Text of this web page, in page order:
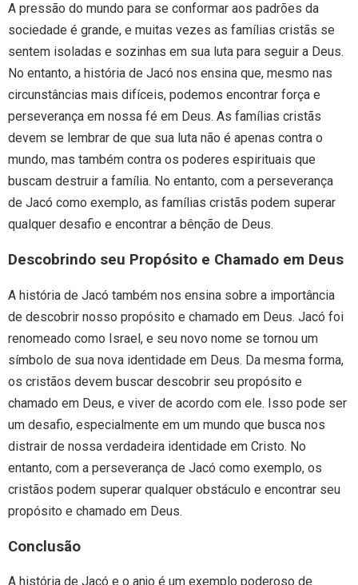
A pressão do mundo para se conformar aos padrões da
sociedade é grande, e muitas vezes as famílias cristãs se
sentem isoladas e sozinhas em sua luta para seguir a Deus.
No entanto, a história de Jacó nos ensina que, mesmo nas
circunstâncias mais difíceis, podemos encontrar força e
perseverança em nossa fé em Deus. As famílias cristãs
devem se lembrar de que sua luta não é apenas contra o
mundo, mas também contra os poderes espirituais que
buscam destruir a família. No entanto, com a perseverança
de Jacó como exemplo, as famílias cristãs podem superar
qualquer desafio e encontrar a bênção de Deus.
Descobrindo seu Propósito e Chamado em Deus
A história de Jacó também nos ensina sobre a importância
de descobrir nosso propósito e chamado em Deus. Jacó foi
renomeado como Israel, e seu novo nome se tornou um
símbolo de sua nova identidade em Deus. Da mesma forma,
os cristãos devem buscar descobrir seu propósito e
chamado em Deus, e viver de acordo com ele. Isso pode ser
um desafio, especialmente em um mundo que busca nos
distrair de nossa verdadeira identidade em Cristo. No
entanto, com a perseverança de Jacó como exemplo, os
cristãos podem superar qualquer obstáculo e encontrar seu
propósito e chamado em Deus.
Conclusão
A história de Jacó e o anjo é um exemplo poderoso de